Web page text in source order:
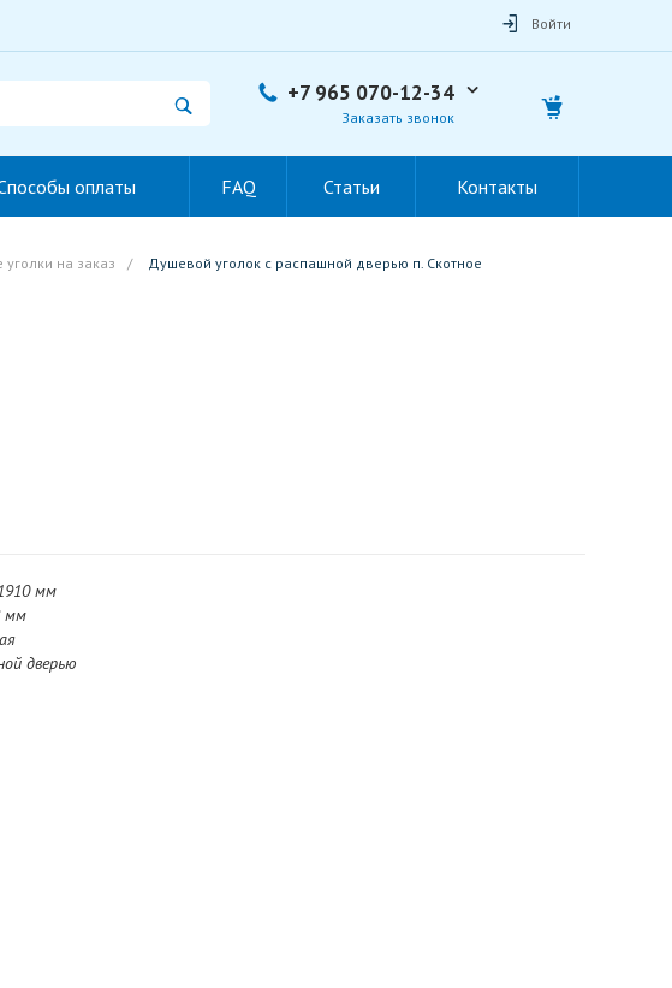
Войти
+7 965 070-12-34
Заказать звонок
оплаты FAQ Статьи Контакты
на заказ / Душевой уголок с распашной дверью п. Скотное
мм
мм
дверью